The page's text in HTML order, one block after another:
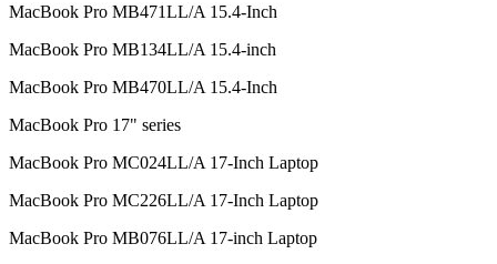
MacBook Pro MB471LL/A 15.4-Inch
MacBook Pro MB134LL/A 15.4-inch
MacBook Pro MB470LL/A 15.4-Inch
MacBook Pro 17" series
MacBook Pro MC024LL/A 17-Inch Laptop
MacBook Pro MC226LL/A 17-Inch Laptop
MacBook Pro MB076LL/A 17-inch Laptop